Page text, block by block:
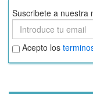
Suscribete a nuestra
Suscribete
Aceptar
términos
y
Acepto los